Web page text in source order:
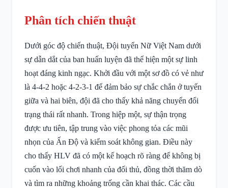
Phân tích chiến thuật
Dưới góc độ chiến thuật, Đội tuyển Nữ Việt Nam dưới
sự dẫn dắt của ban huấn luyện đã thể hiện một sự linh
hoạt đáng kinh ngạc. Khởi đầu với một sơ đồ có vẻ như
là 4-4-2 hoặc 4-2-3-1 để đảm bảo sự chắc chắn ở tuyến
giữa và hai biên, đội đã cho thấy khả năng chuyển đổi
trạng thái rất nhanh. Trong hiệp một, sự thận trọng
được ưu tiên, tập trung vào việc phong tỏa các mũi
nhọn của Ấn Độ và kiểm soát không gian. Điều này
cho thấy HLV đã có một kế hoạch rõ ràng để không bị
cuốn vào lối chơi nhanh của đối thủ, đồng thời thăm dò
và tìm ra những khoảng trống cần khai thác. Các cầu